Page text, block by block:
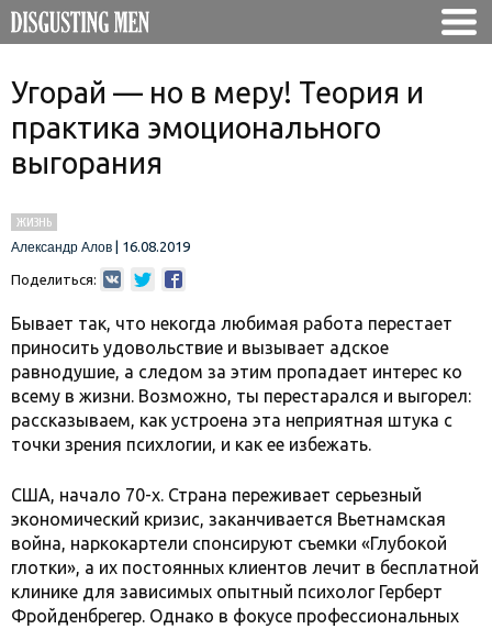
Угорай — но в меру! Теория и
практика эмоционального
выгорания
ЖИЗНЬ
Александр Алов
16.08.2019
Поделиться:
Бывает так, что некогда любимая работа перестает
приносить удовольствие и вызывает адское
равнодушие, а следом за этим пропадает интерес ко
всему в жизни. Возможно, ты перестарался и выгорел:
рассказываем, как устроена эта неприятная штука с
точки зрения психлогии, и как ее избежать.
США, начало 70-х. Страна переживает серьезный
экономический кризис, заканчивается Вьетнамская
война, наркокартели спонсируют съемки «Глубокой
глотки», а их постоянных клиентов лечит в бесплатной
клинике для зависимых опытный психолог Герберт
Фройденбрегер. Однако в фокусе профессиональных